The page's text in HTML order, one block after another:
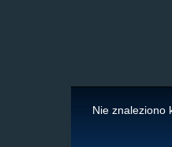
Nie znaleziono